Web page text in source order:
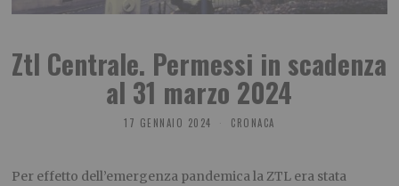
Ztl Centrale. Permessi in scadenza
al 31 marzo 2024
17 GENNAIO 2024 CRONACA
Per effetto dell’emergenza pandemica la ZTL era stata